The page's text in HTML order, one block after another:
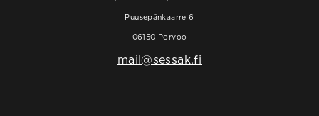
Puusepänkaarre 6
06150 Porvoo
mail@sessak.fi